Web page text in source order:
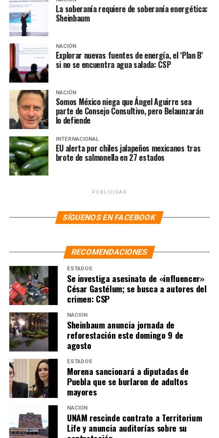
NOTAS RELACIONADAS:
CLAUDIA SHEINBAUM PARDO
GABINETE
SIGUIENTE
TEPJF confirma resultados distritales que dan triunfo a
Sheinbaum y revocan sentencia contra AMLO por
proselitismo
compromete a consolidar obras prioritarias
La soberanía requiere de soberanía energética:
Sheinbaum
NACIÓN
Explorar nuevas fuentes de energía, el ‘Plan B’
si no se encuentra agua salada: CSP
NACIÓN
Somos México niega que Ángel Aguirre sea
parte de Consejo Consultivo, pero Belaunzarán
lo defiende
INTERNACIONAL
EU alerta por chiles jalapeños mexicanos tras
brote de salmonella en 27 estados
PUBLICIDAD
SÍGUENOS EN FACEBOOK
RECOMENDACIONES
ESTADOS
Se investiga asesinato de «influencer»
César Gastélum; se busca a autores del
crimen: CSP
NACIÓN
Sheinbaum anuncia jornada de
reforestación este domingo 9 de
agosto
ESTADOS
Morena sancionará a diputadas de
Puebla que se burlaron de adultos
mayores
NACIÓN
UNAM rescinde contrato a Territorium
Life y anuncia auditorías sobre su